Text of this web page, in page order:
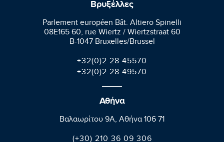
Βρυξέλλες
Parlement européen Bât. Altiero Spinelli
08E165 60, rue Wiertz / Wiertzstraat 60
B-1047 Bruxelles/Brussel
+32(0)2 28 45570
+32(0)2 28 49570
Αθήνα
Βαλαωρίτου 9A, Aθήνα 106 71
(+30) 210 36 09 306